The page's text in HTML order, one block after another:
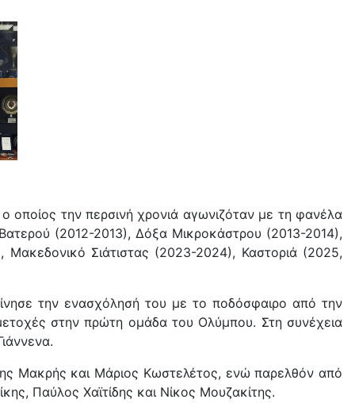
την περσινή χρονιά αγωνιζόταν με τη φανέλα
(2012-2013), Δόξα Μικροκάστρου (2013-2014),
Σιάτιστας (2023-2024), Καστοριά (2025,
την ενασχόλησή του με το ποδόσφαιρο από την
στην πρώτη ομάδα του Ολύμπου. Στη συνέχεια
Μακρής και Μάριος Κωστελέτος, ενώ παρελθόν από
Παύλος Χαϊτίδης και Νίκος Μουζακίτης.